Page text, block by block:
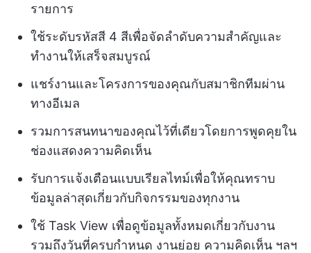
รายการ
ใช้ระดับรหัสสี 4 สีเพื่อจัดลำดับความสำคัญและ
ทำงานให้เสร็จสมบูรณ์
แชร์งานและโครงการของคุณกับสมาชิกทีมผ่าน
ทางอีเมล
รวมการสนทนาของคุณไว้ที่เดียวโดยการพูดคุยใน
ช่องแสดงความคิดเห็น
รับการแจ้งเตือนแบบเรียลไทม์เพื่อให้คุณทราบ
ข้อมูลล่าสุดเกี่ยวกับกิจกรรมของทุกงาน
ใช้ Task View เพื่อดูข้อมูลทั้งหมดเกี่ยวกับงาน
รวมถึงวันที่ครบกำหนด งานย่อย ความคิดเห็น ฯลฯ